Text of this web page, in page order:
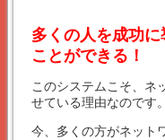
多くの人を成功
ことができる！
このシステムこそ、ネ
せている理由なのです。
今、多くの方がネット